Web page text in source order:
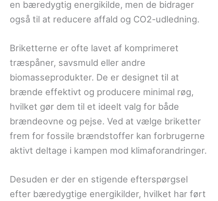
en bæredygtig energikilde, men de bidrager
også til at reducere affald og CO2-udledning.
Briketterne er ofte lavet af komprimeret
træspåner, savsmuld eller andre
biomasseprodukter. De er designet til at
brænde effektivt og producere minimal røg,
hvilket gør dem til et ideelt valg for både
brændeovne og pejse. Ved at vælge briketter
frem for fossile brændstoffer kan forbrugerne
aktivt deltage i kampen mod klimaforandringer.
Desuden er der en stigende efterspørgsel
efter bæredygtige energikilder, hvilket har ført